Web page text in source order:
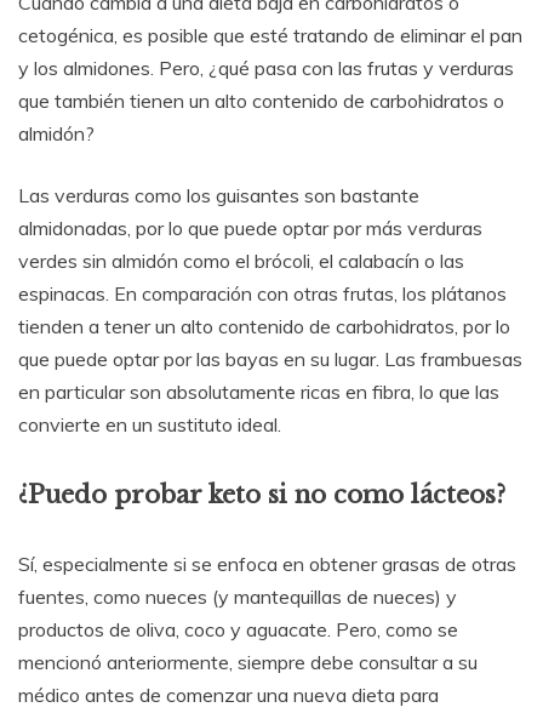
cetogénica, es posible que esté tratando de eliminar el pan
y los almidones. Pero, ¿qué pasa con las frutas y verduras
que también tienen un alto contenido de carbohidratos o
almidón?
Las verduras como los guisantes son bastante
almidonadas, por lo que puede optar por más verduras
verdes sin almidón como el brócoli, el calabacín o las
espinacas. En comparación con otras frutas, los plátanos
tienden a tener un alto contenido de carbohidratos, por lo
que puede optar por las bayas en su lugar. Las frambuesas
en particular son absolutamente ricas en fibra, lo que las
convierte en un sustituto ideal.
¿Puedo probar keto si no como lácteos?
Sí, especialmente si se enfoca en obtener grasas de otras
fuentes, como nueces (y mantequillas de nueces) y
productos de oliva, coco y aguacate. Pero, como se
mencionó anteriormente, siempre debe consultar a su
médico antes de comenzar una nueva dieta para